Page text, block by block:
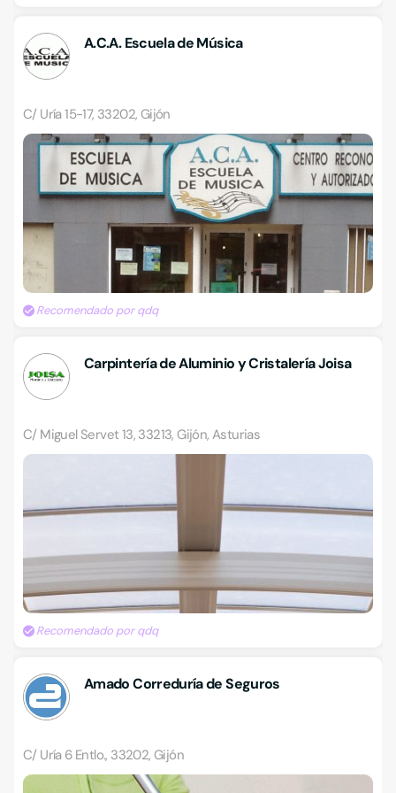
A.C.A. Escuela de Música
C/ Uría 15-17, 33202, Gijón
Recomendado por qdq
Carpintería de Aluminio y Cristalería Joisa
C/ Miguel Servet 13, 33213, Gijón, Asturias
Recomendado por qdq
Amado Correduría de Seguros
C/ Uría 6 Entlo., 33202, Gijón